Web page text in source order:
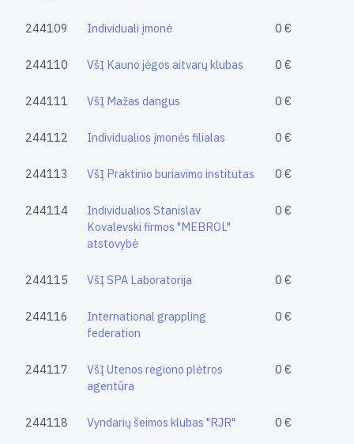
244109 Individuali įmonė 0 €
244110 VšĮ Kauno jėgos aitvarų klubas 0 €
244111 VšĮ Mažas dangus 0 €
244112 Individualios įmonės filialas 0 €
244113 VšĮ Praktinio buriavimo institutas 0 €
244114
Individualios Stanislav
Kovalevski firmos "MEBROL"
atstovybė
0 €
244115 VšĮ SPA Laboratorija 0 €
244116
International grappling
federation
0 €
244117
VšĮ Utenos regiono plėtros
agentūra
0 €
244118 Vyndarių šeimos klubas "RJR" 0 €